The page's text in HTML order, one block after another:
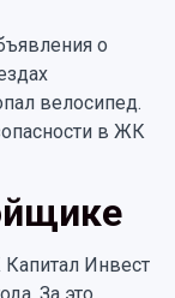
о
велосипед.
в ЖК
Инвест